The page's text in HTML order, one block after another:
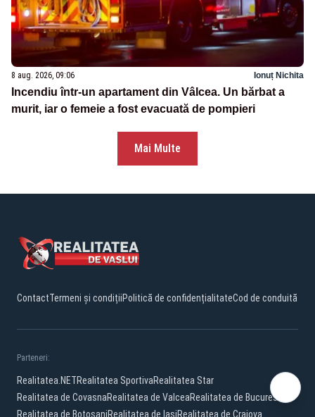
8 aug. 2026, 09:06 Ionuț Nichita
Incendiu într-un apartament din Vâlcea. Un bărbat a
murit, iar o femeie a fost evacuată de pompieri
Mai Multe
ContactTermeni și condițiiPolitică de confidențialitateCod de conduită
Parteneri:
Realitatea.NETRealitatea SportivaRealitatea Star
Realitatea de CovasnaRealitatea de ValceaRealitatea de Bucuresti
Realitatea de BotosaniRealitatea de IasiRealitatea de Craiova